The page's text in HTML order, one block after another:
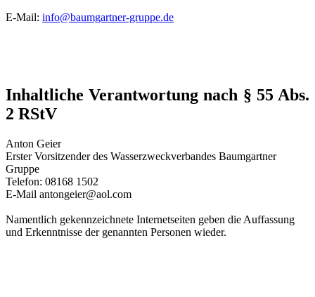
E-Mail: info@baumgartner-gruppe.de
Inhaltliche Verantwortung nach § 55 Abs.
2 RStV
Anton Geier
Erster Vorsitzender des Wasserzweckverbandes Baumgartner
Gruppe
Telefon: 08168 1502
E-Mail antongeier@aol.com
Namentlich gekennzeichnete Internetseiten geben die Auffassung
und Erkenntnisse der genannten Personen wieder.